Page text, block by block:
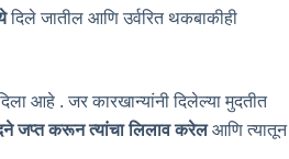
दिले जातील आणि उर्वरित थकबाकीही
आहे . जर कारखान्यांनी दिलेल्या मुदतीत
जप्त करून त्यांचा लिलाव करेलआणि त्यातून